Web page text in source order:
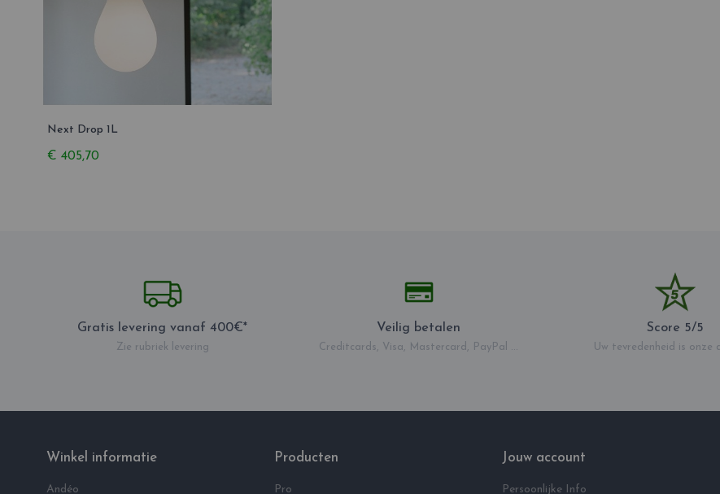
Next Drop 1L
€ 405,70
Gratis levering vanaf 400€*
Zie rubriek levering
Veilig betalen
Creditcards, Visa, Mastercard, PayPal ...
Score 5/5
Uw tevredenheid is onze
Winkel informatie
Andéo
Producten
Pro
Jouw account
Persoonlijke Info